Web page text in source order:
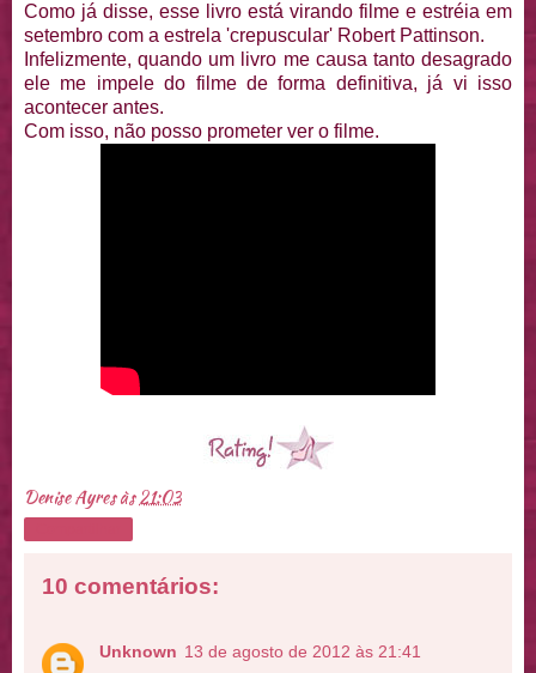
Como já disse, esse livro está virando filme e estréia em
setembro com a estrela 'crepuscular' Robert Pattinson.
Infelizmente, quando um livro me causa tanto desagrado
ele me impele do filme de forma definitiva, já vi isso
acontecer antes.
Com isso, não posso prometer ver o filme.
Denise Ayresàs21:03
10 comentários:
Unknown 13 de agosto de 2012 às 21:41